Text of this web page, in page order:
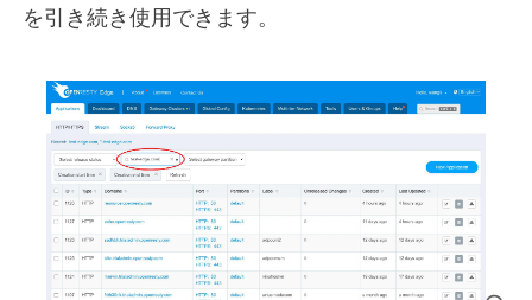
を引き続き使用できます。